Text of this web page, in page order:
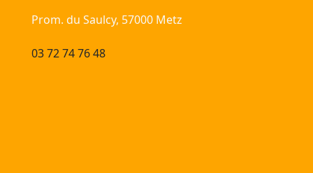
Prom. du Saulcy, 57000 Metz
03 72 74 76 48